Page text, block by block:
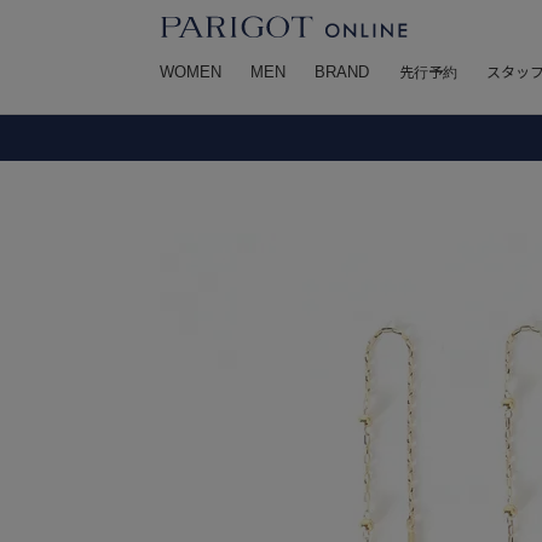
WOMEN MEN BRAND 先行予約 スタッ